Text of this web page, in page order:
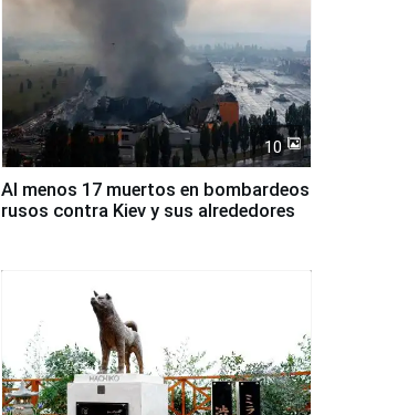
10
Al menos 17 muertos en bombardeos
rusos contra Kiev y sus alrededores